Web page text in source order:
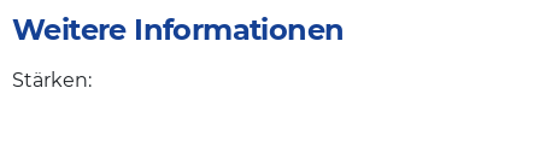
Weitere Informationen
Stärken: